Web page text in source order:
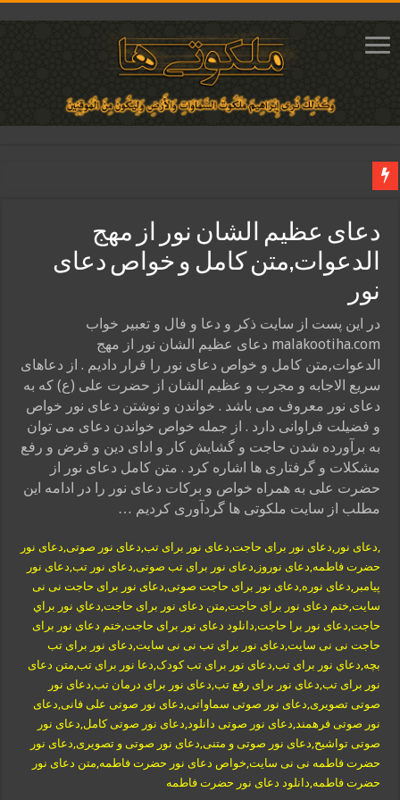
ختم آیات ۲ و ۳ سوره طلاق برای افزایش رزق و روزی | روش ختم، متن آیات و فضیلت
آیات قرآنی برای استجابت دعا و آسان شدن کارها و برآورده شدن حاجت
قویترین ذکر استجابت دعا و حاجت روایی | ذکر اسماء الحسنی برآورده شدن حاجت
دعای افزایش رزق و روزی و ثروتمند شدن | متن دعا و اذکار مجرب
دعای عظیم الشان نور از مهج
الدعوات,متن کامل و خواص دعای
نور
در این پست از سایت ذکر و دعا و فال و تعبیر خواب
malakootiha.com دعای عظیم الشان نور از مهج
الدعوات,متن کامل و خواص دعای نور را قرار دادیم . از دعاهای
سریع الاجابه و مجرب و عظیم الشان از حضرت علی (ع) که به
دعای نور معروف می باشد . خواندن و نوشتن دعای نور خواص
و فضیلت فراوانی دارد . از جمله خواص خواندن دعای می توان
به برآورده شدن حاجت و گشایش کار و ادای دین و قرض و رفع
مشکلات و گرفتاری ها اشاره کرد . متن کامل دعای نور از
حضرت علی به همراه خواص و برکات دعای نور را در ادامه این
مطلب از سایت ملکوتی ها گردآوری کردیم …
,دعای نور,دعای نور برای حاجت,دعای نور برای تب,دعای نور صوتی,دعای نور
حضرت فاطمه,دعای نوروز,دعای نور برای تب صوتی,دعای نور تب,دعای نور
پیامبر,دعای نوره,دعای نور برای حاجت صوتی,دعای نور برای حاجت نی نی
سایت,ختم دعای نور برای حاجت,متن دعای نور برای حاجت,دعاي نور براي
حاجت,دعای نور برا حاجت,دانلود دعای نور برای حاجت,ختم دعای نور برای
حاجت نی نی سایت,دعای نور برای تب نی نی سایت,دعای نور برای تب
بچه,دعاي نور برای تب,دعای نور برای تب کودک,دعا نور برای تب,متن دعای
نور برای تب,دعای نور برای رفع تب,دعای نور برای درمان تب,دعای نور
صوتی تصویری,دعای نور صوتی سماواتی,دعای نور صوتی علی فانی,دعای
نور صوتی فرهمند,دعای نور صوتی دانلود,دعای نور صوتی کامل,دعای نور
صوتی تواشیح,دعای نور صوتی و متنی,دعای نور صوتی و تصویری,دعای نور
حضرت فاطمه نی نی سایت,خواص دعای نور حضرت فاطمه,متن دعای نور
حضرت فاطمه,دانلود دعای نور حضرت فاطمه